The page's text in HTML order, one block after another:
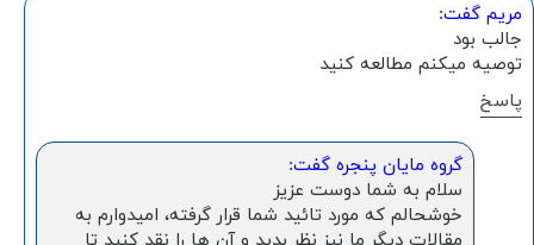
مریم گفت:
جالب بود
توصیه میکنم مطالعه کنید
پاسخ
گروه مايان پنجره گفت:
سلام به شما دوست عزيز
خوشحالم كه مورد تائيد شما قرار گرفته، اميدوارم به